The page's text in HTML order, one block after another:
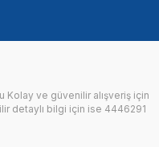
Kolay ve güvenilir alışveriş için
detaylı bilgi için ise 4446291